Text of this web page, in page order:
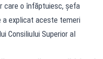
care o înfăptuiesc, șefa
a explicat aceste temeri
Consiliului Superior al